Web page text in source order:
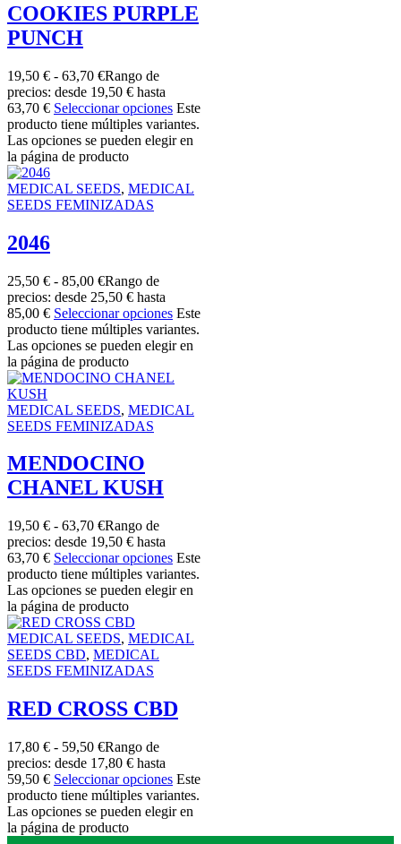
COOKIES PURPLE
PUNCH
19,50 € - 63,70 €Rango de
precios: desde 19,50 € hasta
63,70 € Seleccionar opciones Este
producto tiene múltiples variantes.
Las opciones se pueden elegir en
la página de producto
MEDICAL SEEDS, MEDICAL
SEEDS FEMINIZADAS
2046
25,50 € - 85,00 €Rango de
precios: desde 25,50 € hasta
85,00 € Seleccionar opciones Este
producto tiene múltiples variantes.
Las opciones se pueden elegir en
la página de producto
MEDICAL SEEDS, MEDICAL
SEEDS FEMINIZADAS
MENDOCINO
CHANEL KUSH
19,50 € - 63,70 €Rango de
precios: desde 19,50 € hasta
63,70 € Seleccionar opciones Este
producto tiene múltiples variantes.
Las opciones se pueden elegir en
la página de producto
MEDICAL SEEDS, MEDICAL
SEEDS CBD, MEDICAL
SEEDS FEMINIZADAS
RED CROSS CBD
17,80 € - 59,50 €Rango de
precios: desde 17,80 € hasta
59,50 € Seleccionar opciones Este
producto tiene múltiples variantes.
Las opciones se pueden elegir en
la página de producto